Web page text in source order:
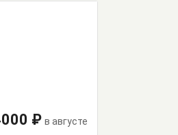
₽ в августе